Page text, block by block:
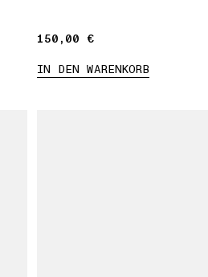
150,00 €
150,00 €
IN DEN WARENKORB